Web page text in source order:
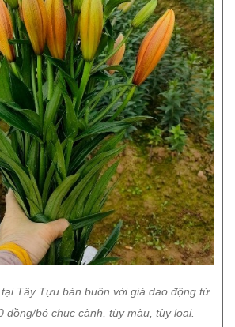
Tây Tựu bán buôn với giá dao động từ
đồng/bó chục cành, tùy màu, tùy loại.